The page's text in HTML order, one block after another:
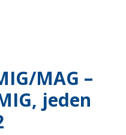
MAG –
jeden